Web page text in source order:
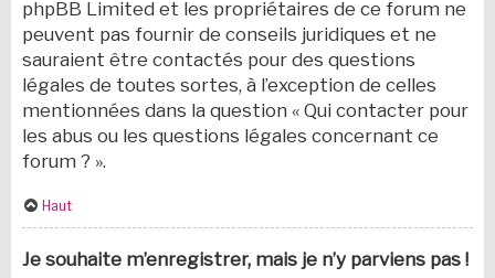
phpBB Limited et les propriétaires de ce forum ne
peuvent pas fournir de conseils juridiques et ne
sauraient être contactés pour des questions
légales de toutes sortes, à l’exception de celles
mentionnées dans la question « Qui contacter pour
les abus ou les questions légales concernant ce
forum ? ».
Haut
Je souhaite m’enregistrer, mais je n’y parviens pas !